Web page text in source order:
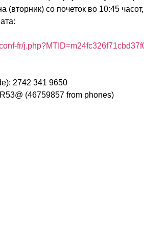
(вторник) со почеток во 10:45
fr/j.php?MTID=
2742 341 9650
(46759857 from phones)